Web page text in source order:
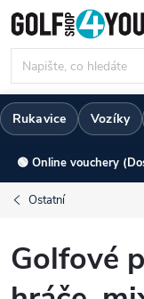
Přejít
na
obsah
Rukavice Vozíky
🟢 Online vouchery
Ostatní
Golfové